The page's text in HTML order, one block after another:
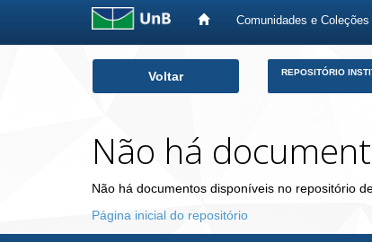
Comunidades e Coleções
Voltar REPOSITÓRIO
Não há
Não há documentos disponíveis no repositório
Página inicial do repositório